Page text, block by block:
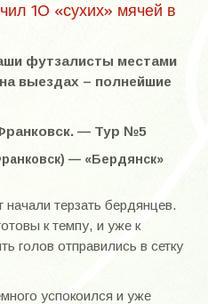
10 «сухих» мячей в
футзалисты местами
выездах – полнейшие
— Тур №5
— «Бердянск»
терзать бердянцев.
к темпу, и уже к
голов отправились в сетку
успокоился и уже